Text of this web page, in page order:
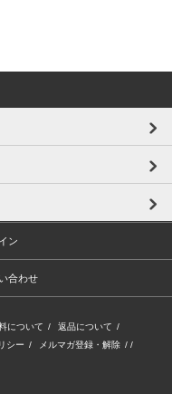
ン
合わせ
について / 返品について /
シー / メルマガ登録・解除 / /